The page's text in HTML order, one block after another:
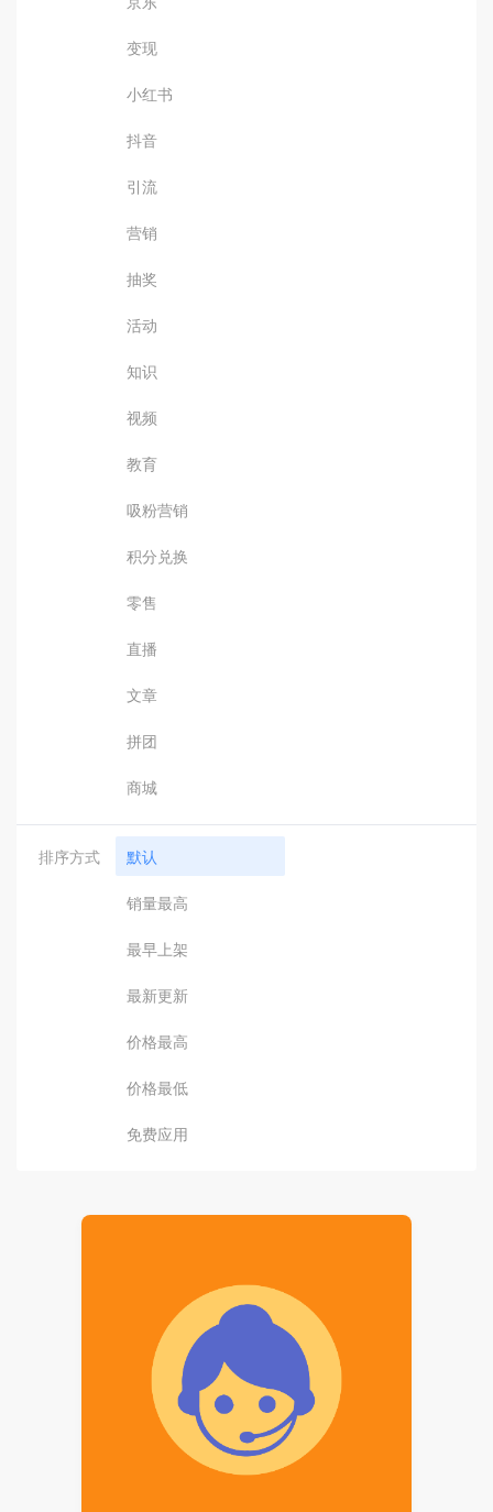
变现
小红书
抖音
引流
营销
抽奖
活动
知识
视频
教育
吸粉营销
积分兑换
零售
直播
文章
拼团
商城
排序方式 默认
销量最高
最早上架
最新更新
价格最高
价格最低
免费应用